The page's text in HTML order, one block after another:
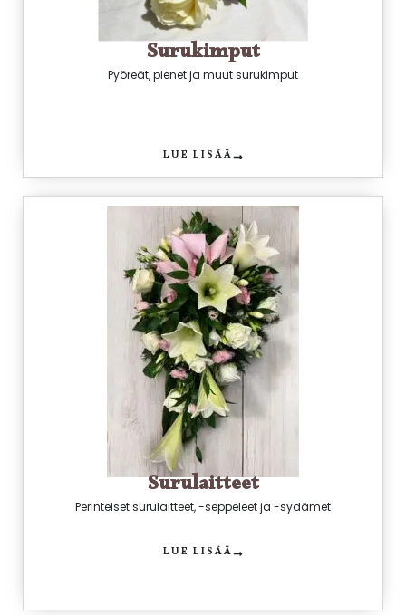
Surukimput
Pyöreät, pienet ja muut surukimput
LUE LISÄÄ
Surulaitteet
Perinteiset surulaitteet, -seppeleet ja -sydämet
LUE LISÄÄ